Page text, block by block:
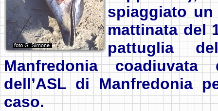
spiaggiato
mattinata del
pattuglia
Manfredonia
dell’ASL di Manfredonia
caso.